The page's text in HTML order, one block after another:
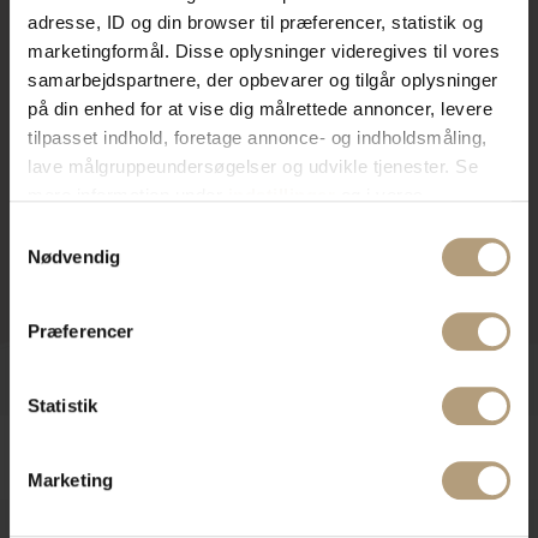
adresse, ID og din browser til præferencer, statistik og
marketingformål. Disse oplysninger videregives til vores
samarbejdspartnere, der opbevarer og tilgår oplysninger
på din enhed for at vise dig målrettede annoncer, levere
tilpasset indhold, foretage annonce- og indholdsmåling,
lave målgruppeundersøgelser og udvikle tjenester. Se
tilbage eller ændre indstillinger fra vores
"Cookiedeklaration", eller ved at trykke på "Privacy
Indsamle præcise oplysninger om din placering,
dens unikke karakteristika (fingerprinting)
Nødvendig
Præferencer
Statistik
Marketing